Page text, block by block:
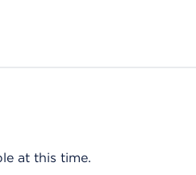
at this time.